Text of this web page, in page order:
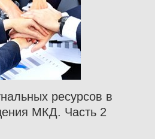
ресурсов в
МКД. Часть 2